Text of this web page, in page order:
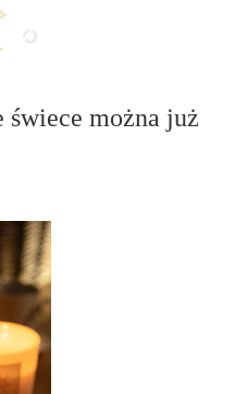
można już